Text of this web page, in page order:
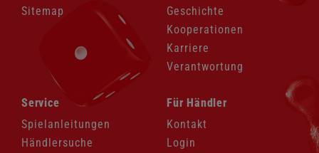
Sitemap
Geschichte
Kooperationen
Karriere
Verantwortung
Navigation
überspringen
Service
Spielanleitungen
Händlersuche
Navigation
überspringen
Für Händler
Kontakt
Login